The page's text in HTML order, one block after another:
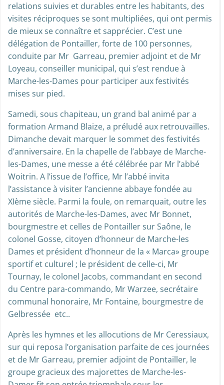
relations suivies et durables entre les habitants, des
visites réciproques se sont multipliées, qui ont permis
de mieux se connaître et sapprécier. C’est une
délégation de Pontailler, forte de 100 personnes,
conduite par Mr Garreau, premier adjoint et de Mr
Loyeau, conseiller municipal, qui s’est rendue à
Marche-les-Dames pour participer aux festivités
mises sur pied.
Samedi, sous chapiteau, un grand bal animé par a
formation Armand Blaize, a préludé aux retrouvailles.
Dimanche devait marquer le sommet des festivités
d’anniversaire. En la chapelle de l’abbaye de Marche-
les-Dames, une messe a été célébrée par Mr l’abbé
Woitrin. A l’issue de l’office, Mr l’abbé invita
l’assistance à visiter l’ancienne abbaye fondée au
XIème siècle. Parmi la foule, on remarquait, outre les
autorités de Marche-les-Dames, avec Mr Bonnet,
bourgmestre et celles de Pontailler sur Saône, le
colonel Gosse, citoyen d’honneur de Marche-les
Dames et président d’honneur de la « Marca» groupe
sportif et culturel ; le président de celle-ci, Mr
Tournay, le colonel Jacobs, commandant en second
du Centre para-commando, Mr Warzee, secrétaire
communal honoraire, Mr Fontaine, bourgmestre de
Gelbressée etc..
Après les hymnes et les allocutions de Mr Ceressiaux,
sur qui reposa l’organisation parfaite de ces journées
et de Mr Garreau, premier adjoint de Pontailler, le
groupe gracieux des majorettes de Marche-les-